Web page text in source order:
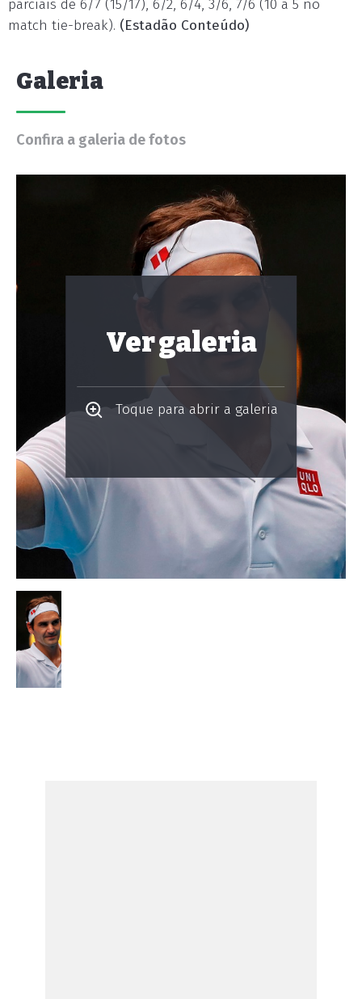
parciais de 6/7 (15/17), 6/2, 6/4, 3/6, 7/6 (10 a 5 no
match tie-break). (Estadão Conteúdo)
Galeria
Confira a galeria de fotos
Ver galeria
Toque para abrir a galeria